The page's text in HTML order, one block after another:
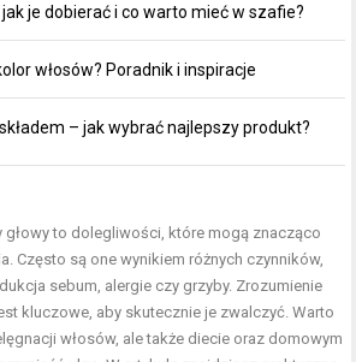
je dobierać i co warto mieć w szafie?
włosów? Poradnik i inspiracje
– jak wybrać najlepszy produkt?
głowy to dolegliwości, które mogą znacząco
Często są one wynikiem różnych czynników,
sebum, alergie czy grzyby. Zrozumienie
kluczowe, aby skutecznie je zwalczyć. Warto
włosów, ale także diecie oraz domowym